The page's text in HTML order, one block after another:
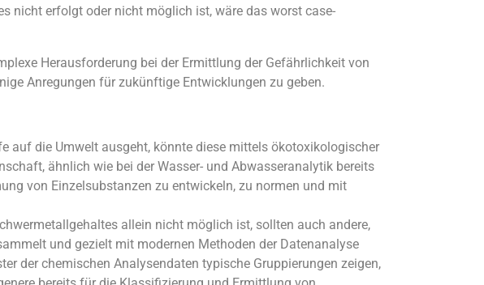
nicht erfolgt oder nicht möglich ist, wäre das worst case-
Herausforderung bei der Ermittlung der Gefährlichkeit von
Anregungen für zukünftige Entwicklungen zu geben.
auf die Umwelt ausgeht, könnte diese mittels ökotoxikologischer
ähnlich wie bei der Wasser- und Abwasser­analytik bereits
von Einzelsubstanzen zu entwickeln, zu normen und mit
allein nicht möglich ist, sollten auch andere,
und gezielt mit modernen Methoden der Datenanalyse
der chemischen Analysendaten typische Gruppierungen zeigen,